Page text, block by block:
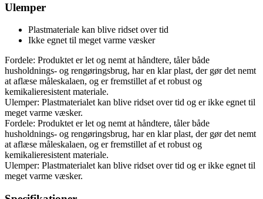
Ulemper
Plastmateriale kan blive ridset over tid
Ikke egnet til meget varme væsker
Fordele: Produktet er let og nemt at håndtere, tåler både
husholdnings- og rengøringsbrug, har en klar plast, der gør det nemt
at aflæse måleskalaen, og er fremstillet af et robust og
kemikalieresistent materiale.
Ulemper: Plastmaterialet kan blive ridset over tid og er ikke egnet til
meget varme væsker.
Fordele: Produktet er let og nemt at håndtere, tåler både
husholdnings- og rengøringsbrug, har en klar plast, der gør det nemt
at aflæse måleskalaen, og er fremstillet af et robust og
kemikalieresistent materiale.
Ulemper: Plastmaterialet kan blive ridset over tid og er ikke egnet til
meget varme væsker.